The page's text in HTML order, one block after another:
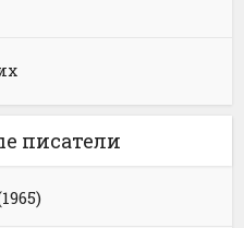
писатели